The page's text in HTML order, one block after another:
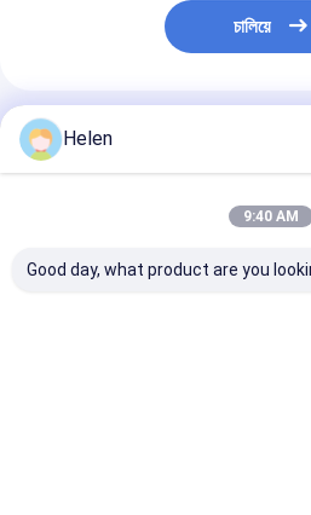
চালিয়ে
প্রস্তাবিত পণ্য
Helen
9:40 AM
Good day, what product are you